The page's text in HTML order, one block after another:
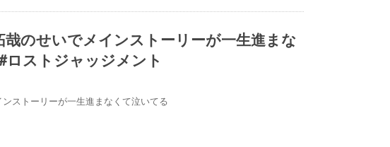
哉のせいでメインストーリーが一生進まな
ロストジャッジメント
ストーリーが一生進まなくて泣いてる